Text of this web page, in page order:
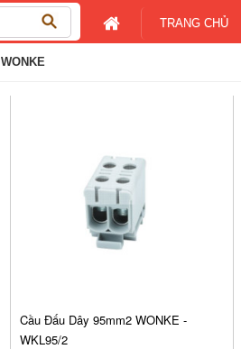
TRANG CHỦ
WONKE
Cầu Đấu Dây 95mm2 WONKE -
WKL95/2